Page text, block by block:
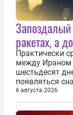
ракетах, а
Практически
между Ираном
шестьдесят
появляться
вовсе
в войне.
киевского
6 августа 2026